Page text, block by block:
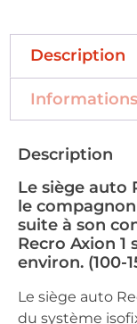
Description
Description
Le siège auto
le
suite à son
Recro Axion 1
environ. (100-
Le siège auto
du système